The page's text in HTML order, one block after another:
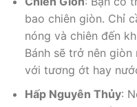
bao chiên giòn. Chỉ
nóng và chiên đến
Bánh sẽ trở nên
với tương ớt hay
Hấp Nguyên Thủy: